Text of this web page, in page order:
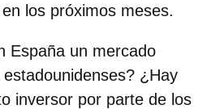
los próximos meses.
España un mercado
¿Hay
inversor por parte de los